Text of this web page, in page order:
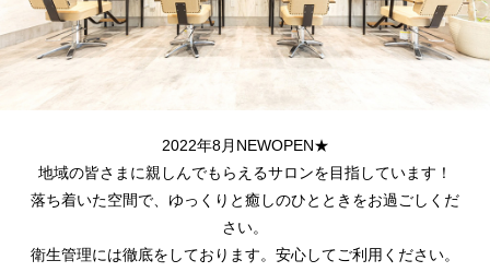
2022年8月NEWOPEN★
地域の皆さまに親しんでもらえるサロンを目指しています！
落ち着いた空間で、ゆっくりと癒しのひとときをお過ごしくだ
さい。
衛生管理には徹底をしております。安心してご利用ください。